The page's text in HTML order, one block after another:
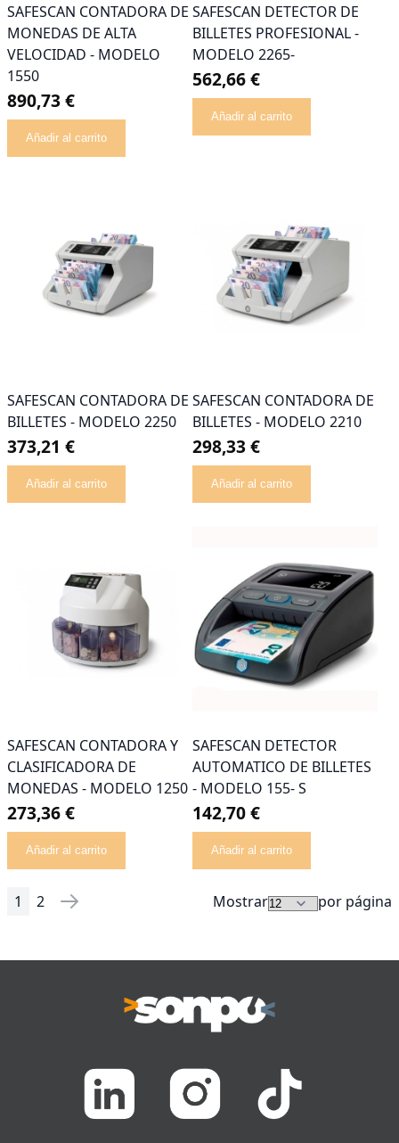
SAFESCAN CONTADORA DE
MONEDAS DE ALTA
VELOCIDAD - MODELO
1550
890,73 €
Añadir al carrito
SAFESCAN DETECTOR DE
BILLETES PROFESIONAL -
MODELO 2265-
562,66 €
Añadir al carrito
SAFESCAN CONTADORA DE
BILLETES - MODELO 2250
373,21 €
Añadir al carrito
SAFESCAN CONTADORA DE
BILLETES - MODELO 2210
298,33 €
Añadir al carrito
SAFESCAN CONTADORA Y
CLASIFICADORA DE
MONEDAS - MODELO 1250
273,36 €
Añadir al carrito
SAFESCAN DETECTOR
AUTOMATICO DE BILLETES
- MODELO 155- S
142,70 €
Añadir al carrito
Página
Actualmente estás leyendo página
1 Página
2 Página
Siguiente Mostrar por página